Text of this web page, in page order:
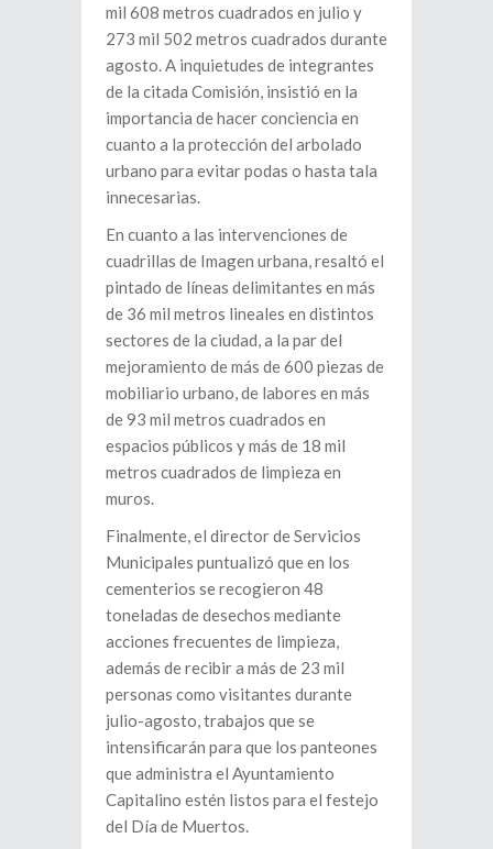
mil 608 metros cuadrados en julio y
273 mil 502 metros cuadrados durante
agosto. A inquietudes de integrantes
de la citada Comisión, insistió en la
importancia de hacer conciencia en
cuanto a la protección del arbolado
urbano para evitar podas o hasta tala
innecesarias.
En cuanto a las intervenciones de
cuadrillas de Imagen urbana, resaltó el
pintado de líneas delimitantes en más
de 36 mil metros lineales en distintos
sectores de la ciudad, a la par del
mejoramiento de más de 600 piezas de
mobiliario urbano, de labores en más
de 93 mil metros cuadrados en
espacios públicos y más de 18 mil
metros cuadrados de limpieza en
muros.
Finalmente, el director de Servicios
Municipales puntualizó que en los
cementerios se recogieron 48
toneladas de desechos mediante
acciones frecuentes de limpieza,
además de recibir a más de 23 mil
personas como visitantes durante
julio-agosto, trabajos que se
intensificarán para que los panteones
que administra el Ayuntamiento
Capitalino estén listos para el festejo
del Día de Muertos.